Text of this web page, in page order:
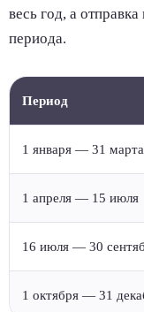
весь год, а
периода.
Период
1 января — 31 марта
1 апреля — 15 июля
16 июля — 30
1 октября — 31